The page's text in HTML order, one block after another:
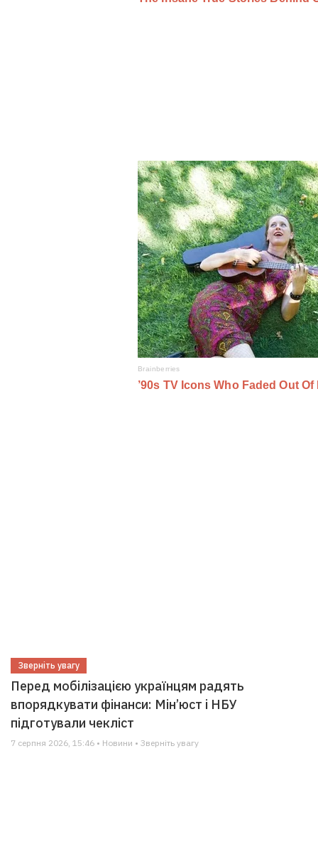
Зверніть увагу
Перед мобілізацією українцям радять
впорядкувати фінанси: Мін’юст і НБУ
підготували чекліст
7 серпня 2026, 15:46 • Новини • Зверніть увагу